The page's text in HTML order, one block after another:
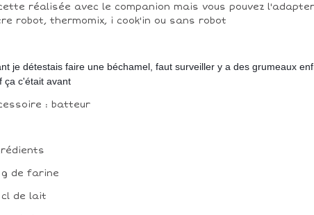
réalisée avec le companion mais vous pouvez
robot, thermomix, i cook'in ou sans robot
je détestais faire une béchamel, faut surveiller y a des grumeaux
ça c'était avant
: batteur
g de farine
cl de lait